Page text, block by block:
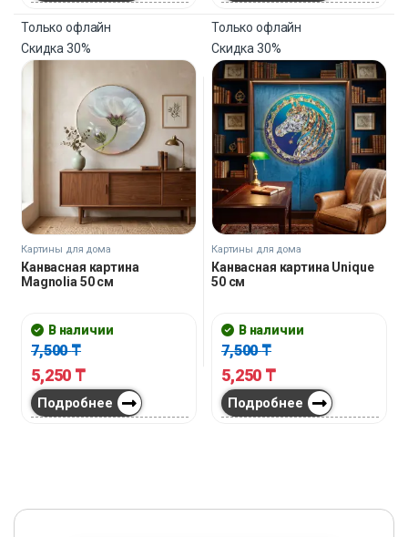
Только офлайн
Скидка30%
Картины для дома
Канвасная картина
Magnolia 50 см
В наличии
7,500₸
5,250 ₸
Подробнее
Только офлайн
Скидка30%
Картины для дома
Канвасная картина Unique
50 см
В наличии
7,500₸
5,250 ₸
Подробнее